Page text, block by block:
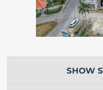
SHOW